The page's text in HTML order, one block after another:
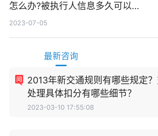
怎么办?被执行人信息多久可以
消除?
2023-07-05
最新咨询
2013年新交通规则有哪些规定
处理具体扣分有哪些细节？
2023-03-10 17:55:08